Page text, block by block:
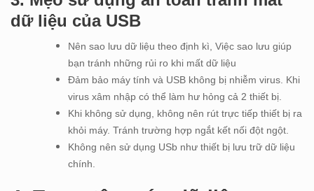
dữ liệu của USB
Nên sao lưu dữ liệu theo định kì, Việc sao lưu giúp
bạn tránh những rủi ro khi mất dữ liệu
Đảm bảo máy tính và USB không bị nhiễm virus. Khi
virus xâm nhập có thể làm hư hỏng cả 2 thiết bị.
Khi không sử dụng, không nên rút trực tiếp thiết bị ra
khỏi máy. Tránh trường hợp ngắt kết nối đột ngột.
Không nên sử dụng USb như thiết bị lưu trữ dữ liệu
chính.